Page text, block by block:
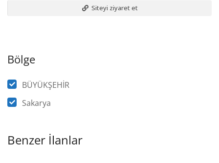
Siteyi ziyaret et
Bölge
BÜYÜKŞEHİR
Sakarya
Benzer İlanlar